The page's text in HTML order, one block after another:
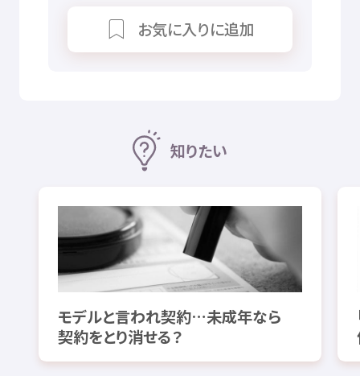
お気に入りに追加
知りたい
モデルと言われ契約…未成年なら
契約をとり消せる？